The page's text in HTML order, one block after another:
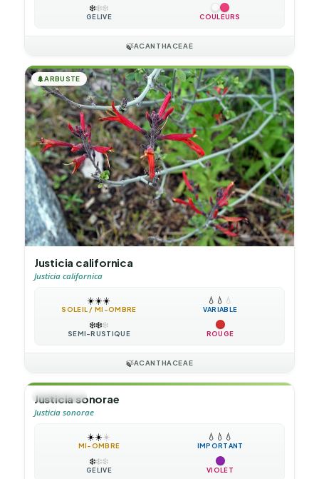
❄️❄️❄️
GÉLIVE COULEURS
🍃ACANTHACEAE
🌲ARBUSTE
Justicia californica
Justicia californica
☀️☀️☀️
SOLEIL / MI-OMBRE
💧 💧 💧
VARIABLE
❄️❄️❄️
SEMI-RUSTIQUE ROUGE
🍃ACANTHACEAE
🌲ARBUSTE
Justicia sonorae
Justicia sonorae
☀️☀️☀️
MI-OMBRE
💧 💧 💧
IMPORTANT
❄️❄️❄️
GÉLIVE VIOLET